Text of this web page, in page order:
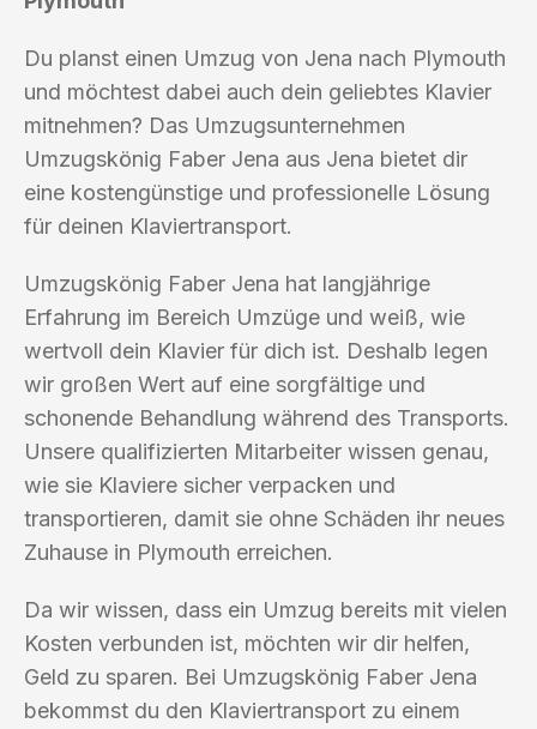
Du planst einen Umzug von Jena nach Plymouth
und möchtest dabei auch dein geliebtes Klavier
mitnehmen? Das Umzugsunternehmen
Umzugskönig Faber Jena aus Jena bietet dir
eine kostengünstige und professionelle Lösung
für deinen Klaviertransport.
Umzugskönig Faber Jena hat langjährige
Erfahrung im Bereich Umzüge und weiß, wie
wertvoll dein Klavier für dich ist. Deshalb legen
wir großen Wert auf eine sorgfältige und
schonende Behandlung während des Transports.
Unsere qualifizierten Mitarbeiter wissen genau,
wie sie Klaviere sicher verpacken und
transportieren, damit sie ohne Schäden ihr neues
Zuhause in Plymouth erreichen.
Da wir wissen, dass ein Umzug bereits mit vielen
Kosten verbunden ist, möchten wir dir helfen,
Geld zu sparen. Bei Umzugskönig Faber Jena
bekommst du den Klaviertransport zu einem